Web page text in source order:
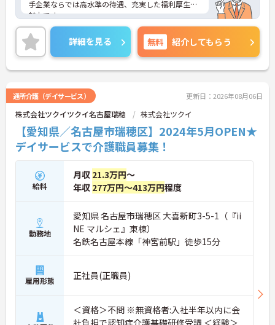
手企業ならでは高水準の待遇、充実した福利厚生が
魅力です。
ご興味ある方には、面接対策ポイントなど、さらに
詳細をお話しいたしますのでお気軽にご相談くださ
い。
詳細を見る 無料 紹介してもらう
通所介護（デイサービス） 更新日：2026年08月06日
株式会社ツクイツクイ名古屋瑞穂 株式会社ツクイ
【愛知県／名古屋市瑞穂区】2024年5月OPEN★
デイサービスで介護職員募集！
給料
月収 21.3万円～
年収 277万円～413万円程度
勤務地
愛知県 名古屋市瑞穂区 大喜新町3-5-1（『ii
NE マルシェ』東棟）
名鉄名古屋本線「神宮前駅」徒歩15分
雇用形態 正社員(正職員)
＜資格＞不問 ※無資格者:入社半年以内に会